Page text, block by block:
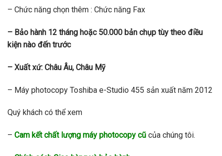
– Chức năng chọn thêm : Chức năng Fax
– Bảo hành 12 tháng hoặc 50.000 bản chụp tùy theo điều
kiện nào đến trước
– Xuất xứ: Châu Âu, Châu Mỹ
– Máy photocopy Toshiba e-Studio 455 sản xuất năm 2012
Quý khách có thể xem
– Cam kết chất lượng máy photocopy cũ của chúng tôi.